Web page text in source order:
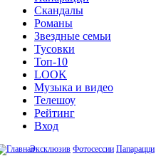
Скандалы
Романы
Звездные семьи
Тусовки
Топ-10
LOOK
Музыка и видео
Телешоу
Рейтинг
Вход
Эксклюзив Фотосессии Папарацци